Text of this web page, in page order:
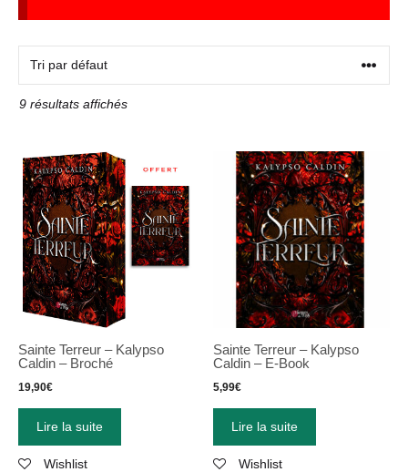
9 résultats affichés
Sainte Terreur – Kalypso
Caldin – Broché
19,90€
Lire la suite
Wishlist
Sainte Terreur – Kalypso
Caldin – E-Book
5,99€
Lire la suite
Wishlist